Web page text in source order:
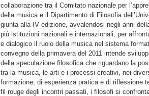
collaborazione tra il Comitato nazionale per
della musica e il Dipartimento di Filosofia
giunta alla IV edizione, avvalendosi negli anni
più istituzioni nazionali e internazionali, per
e dialogico il ruolo della musica nel sistema
convegno della primavera del 2011 intende
della speculazione filosofica che riguardano la
tra la musica, le arti e i processi creativi, nei
formazione, di esperienza pratica e di riflessione
fil rouge degli incontri passati, i filosofi si